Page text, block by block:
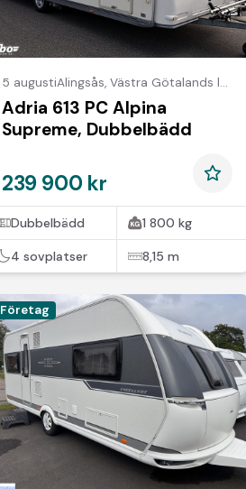
5 augustiAlingsås,Västra Götalands län
Adria 613 PC Alpina
Supreme, Dubbelbädd
239 900 kr
Dubbelbädd 1 800 kg
4 sovplatser 8,15 m
Företag